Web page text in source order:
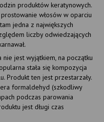
produktów keratynowych.
włosów w oparciu
jedna z największych
liczby odwiedzających
nie jest wyjątkiem, na początku
stała się kompozycja
Produkt ten jest przestarzały.
formaldehyd (szkodliwy
podczas parowania
jest długi czas